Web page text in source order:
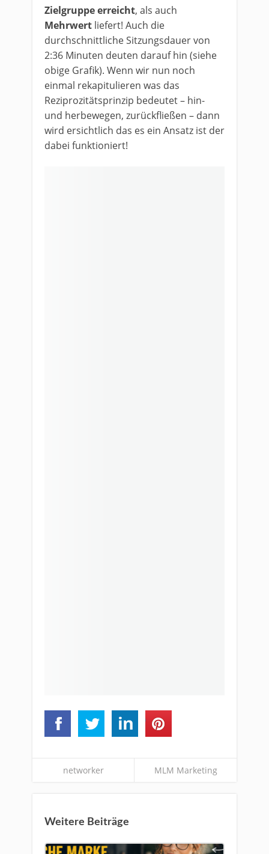
Zielgruppe erreicht, als auch
Mehrwert liefert! Auch die
durchschnittliche Sitzungsdauer von
2:36 Minuten deuten darauf hin (siehe
obige Grafik). Wenn wir nun noch
einmal rekapitulieren was das
Reziprozitätsprinzip bedeutet – hin-
und herbewegen, zurückfließen – dann
wird ersichtlich das es ein Ansatz ist der
dabei funktioniert!
networker MLM Marketing
Weitere Beiträge